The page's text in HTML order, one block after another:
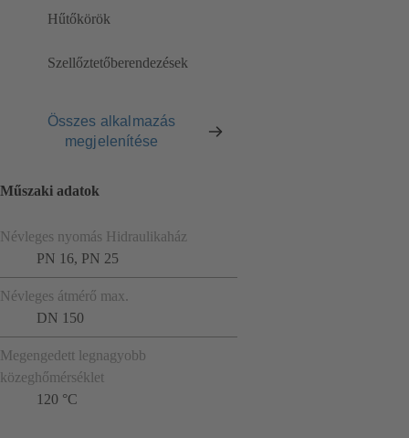
Hűtőkörök
Szellőztetőberendezések
Összes alkalmazás
megjelenítése
Műszaki adatok
Névleges nyomás Hidraulikaház
PN 16, PN 25
Névleges átmérő max.
DN 150
Megengedett legnagyobb
közeghőmérséklet
120 °C